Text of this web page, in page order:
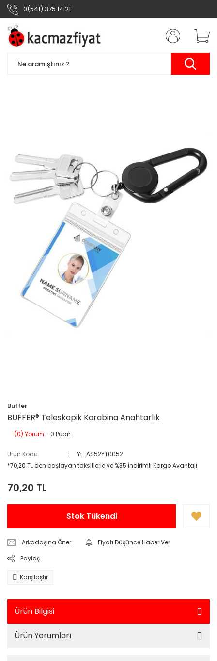
0(541) 375 14 21
Buffer
BUFFER® Teleskopik Karabina Anahtarlık
(0) Yorum - 0 Puan
Ürün Kodu
Yt_AS52YT0052
*70,20 TL den başlayan taksitlerle ve %35 İndirimli Kargo Avantajı
70,20 TL
Stok Tükendi
Arkadaşına Öner
Fiyatı Düşünce Haber Ver
Paylaş
Karşılaştır
Ürün Bilgisi
Ürün Yorumları